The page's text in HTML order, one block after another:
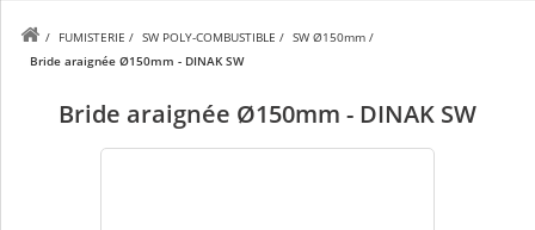
/ FUMISTERIE / SW POLY-COMBUSTIBLE / SW Ø150mm /
Bride araignée Ø150mm - DINAK SW
Bride araignée Ø150mm - DINAK SW